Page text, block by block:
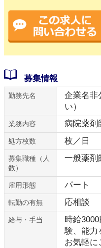
募集情報
勤務先名
企業名非
い）
業務内容 病院薬剤
処方枚数 枚／日
募集職種（人
数）
一般薬剤
雇用形態 パート
転勤の有無 応相談
給与・手当
時給
験、能力
お気軽に